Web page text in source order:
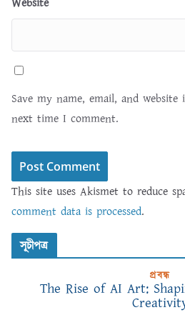
Save my name, email, and
next time I comment.
This site uses Akismet to reduce
comment data is processed.
সূচীপত্র
প্রবন্ধ
The Rise of AI Art: